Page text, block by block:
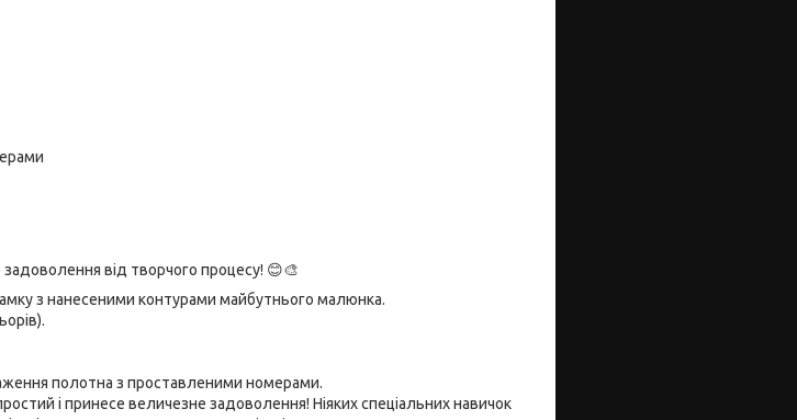
від творчого процесу! 😊🎨
з нанесеними контурами майбутнього малюнка.
полотна з проставленими номерами.
і принесе величезне задоволення! Ніяких спеціальних навичок